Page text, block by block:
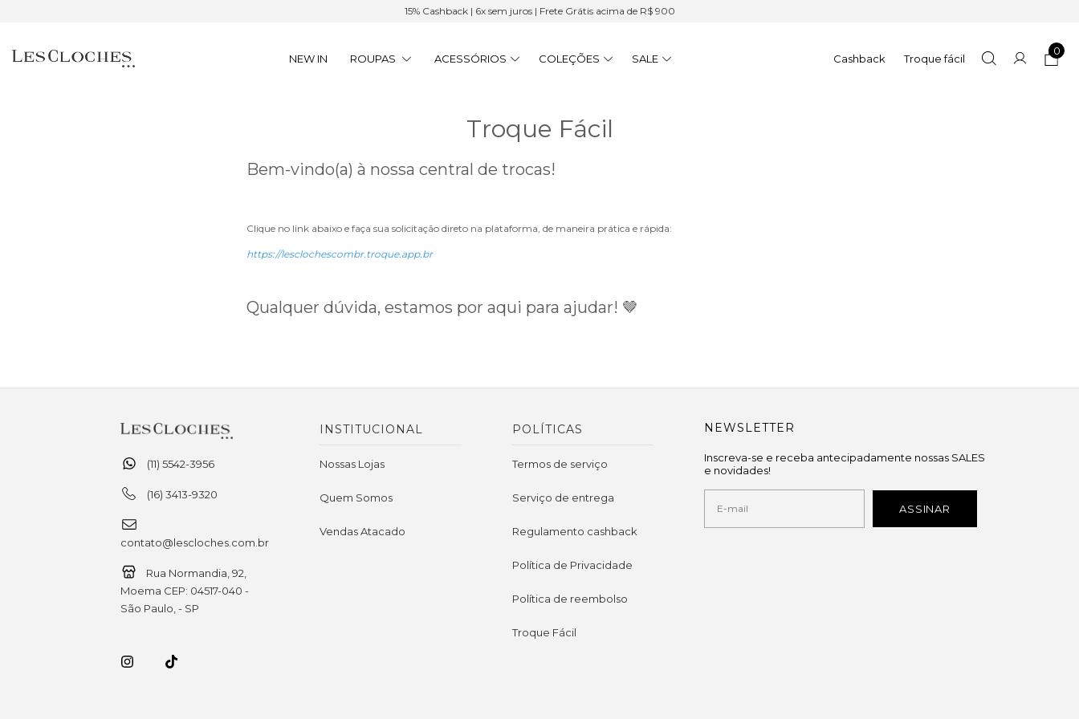
15% Cashback | 6x sem juros | Frete Grátis acima de R$ 900
NEW IN ROUPAS ACESSÓRIOS COLEÇÕES SALE Cashback Troque fácil
0
Troque Fácil
Bem-vindo(a) à nossa central de trocas!
Clique no link abaixo e faça sua solicitação direto na plataforma, de maneira prática e rápida:
https://lesclochescombr.troque.app.br
Qualquer dúvida, estamos por aqui para ajudar! 🤎
(11) 5542-3956
(16) 3413-9320
contato@lescloches.com.br
Rua Normandia, 92,
Moema CEP: 04517-040 -
São Paulo, - SP
INSTITUCIONAL
Nossas Lojas
Quem Somos
Vendas Atacado
POLÍTICAS
Termos de serviço
Serviço de entrega
Regulamento cashback
Política de Privacidade
Política de reembolso
Troque Fácil
NEWSLETTER
Inscreva-se e receba antecipadamente nossas SALES
e novidades!